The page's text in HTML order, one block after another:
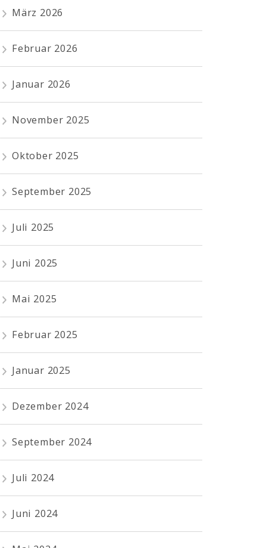
März 2026
Februar 2026
Januar 2026
November 2025
Oktober 2025
September 2025
Juli 2025
Juni 2025
Mai 2025
Februar 2025
Januar 2025
Dezember 2024
September 2024
Juli 2024
Juni 2024